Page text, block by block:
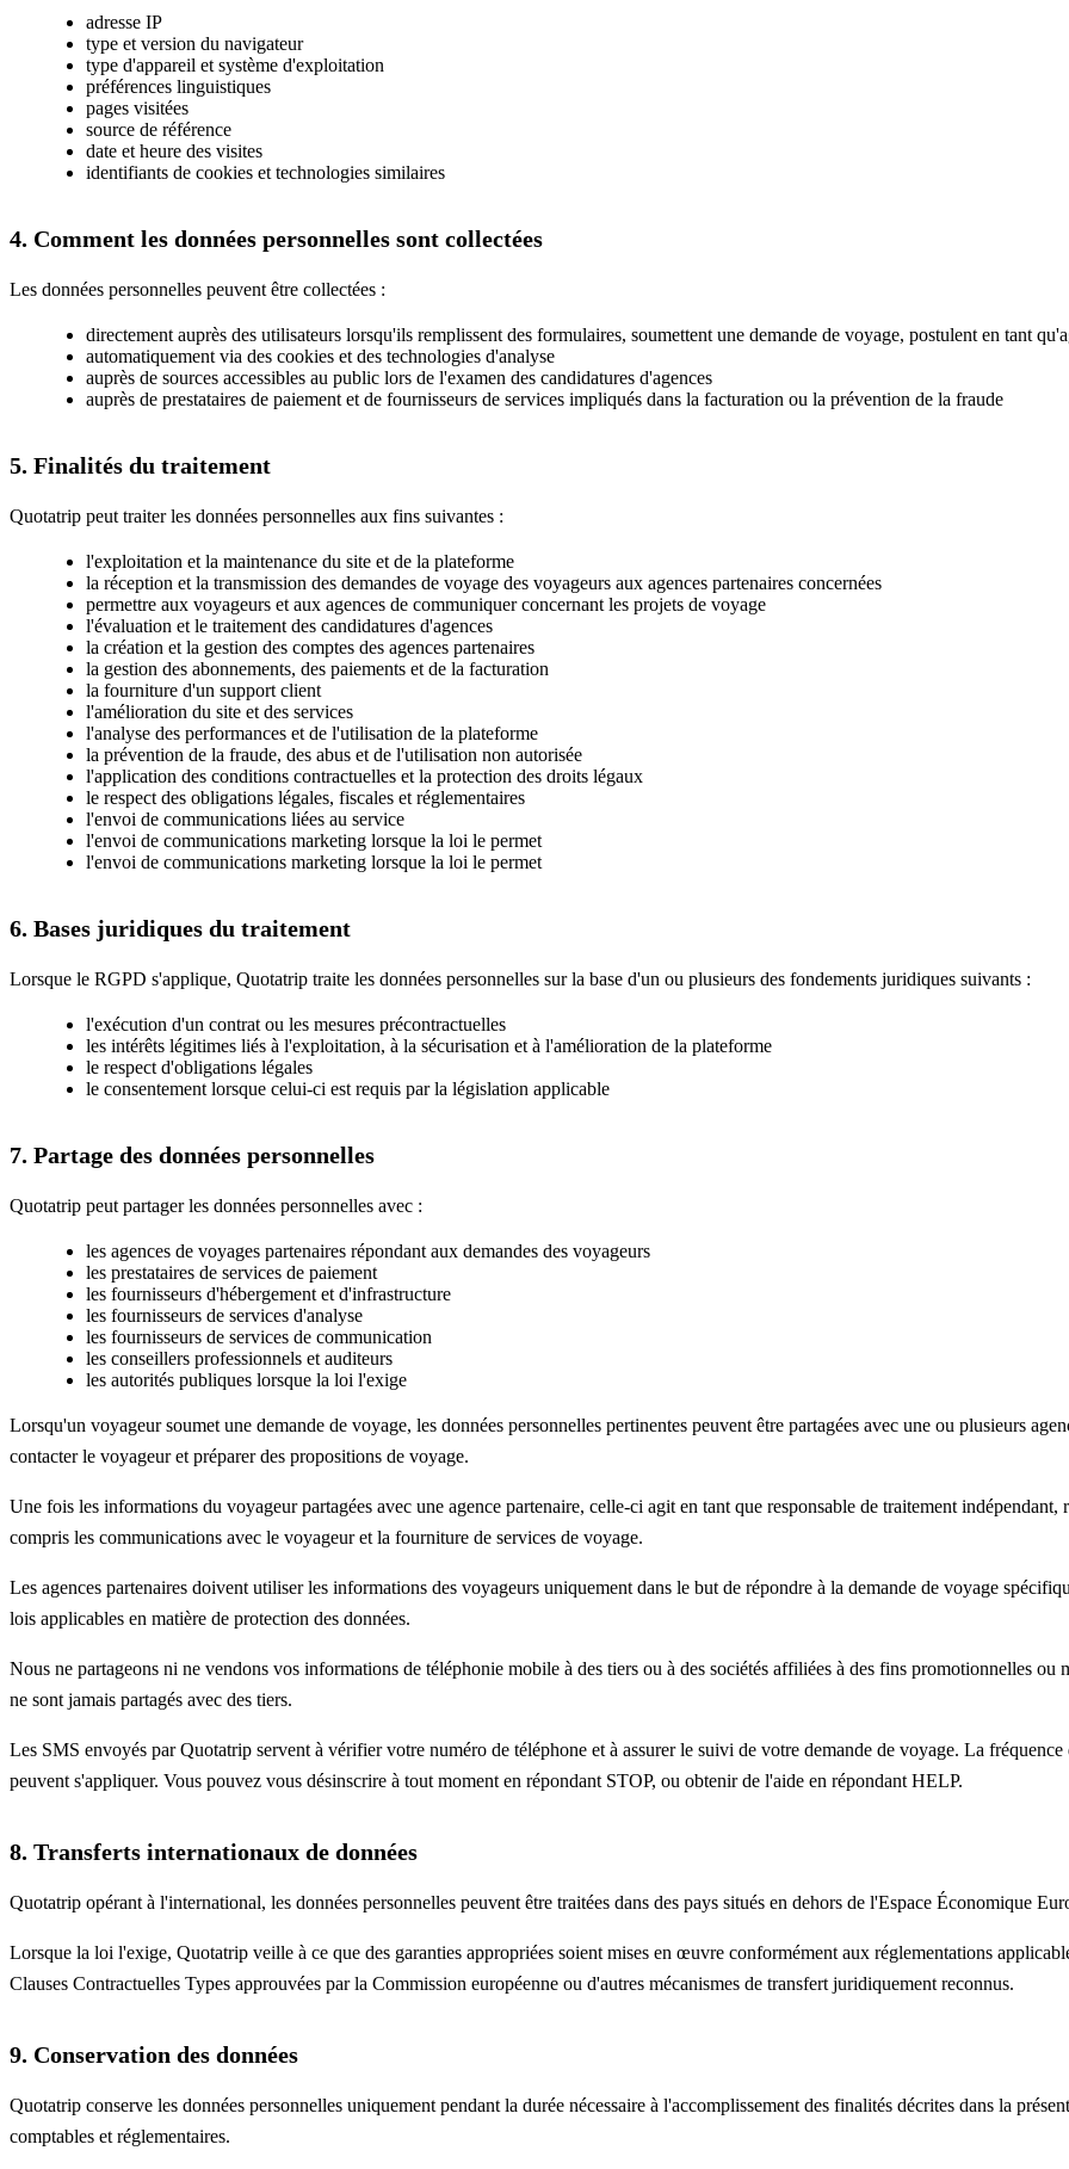
adresse IP
type et version du navigateur
type d'appareil et système d'exploitation
préférences linguistiques
pages visitées
source de référence
date et heure des visites
identifiants de cookies et technologies similaires
4. Comment les données personnelles sont collectées
Les données personnelles peuvent être collectées :
directement auprès des utilisateurs lorsqu'ils remplissent des formulaires, soumettent une demande de voyage, postulent en tant
automatiquement via des cookies et des technologies d'analyse
auprès de sources accessibles au public lors de l'examen des candidatures d'agences
auprès de prestataires de paiement et de fournisseurs de services impliqués dans la facturation ou la prévention de la fraude
5. Finalités du traitement
Quotatrip peut traiter les données personnelles aux fins suivantes :
l'exploitation et la maintenance du site et de la plateforme
la réception et la transmission des demandes de voyage des voyageurs aux agences partenaires concernées
permettre aux voyageurs et aux agences de communiquer concernant les projets de voyage
l'évaluation et le traitement des candidatures d'agences
la création et la gestion des comptes des agences partenaires
la gestion des abonnements, des paiements et de la facturation
la fourniture d'un support client
l'amélioration du site et des services
l'analyse des performances et de l'utilisation de la plateforme
la prévention de la fraude, des abus et de l'utilisation non autorisée
l'application des conditions contractuelles et la protection des droits légaux
le respect des obligations légales, fiscales et réglementaires
l'envoi de communications liées au service
l'envoi de communications marketing lorsque la loi le permet
l'envoi de communications marketing lorsque la loi le permet
6. Bases juridiques du traitement
Lorsque le RGPD s'applique, Quotatrip traite les données personnelles sur la base d'un ou plusieurs des fondements juridiques suivants :
l'exécution d'un contrat ou les mesures précontractuelles
les intérêts légitimes liés à l'exploitation, à la sécurisation et à l'amélioration de la plateforme
le respect d'obligations légales
le consentement lorsque celui-ci est requis par la législation applicable
7. Partage des données personnelles
Quotatrip peut partager les données personnelles avec :
les agences de voyages partenaires répondant aux demandes des voyageurs
les prestataires de services de paiement
les fournisseurs d'hébergement et d'infrastructure
les fournisseurs de services d'analyse
les fournisseurs de services de communication
les conseillers professionnels et auditeurs
les autorités publiques lorsque la loi l'exige
Lorsqu'un voyageur soumet une demande de voyage, les données personnelles pertinentes peuvent être partagées avec une ou plusieurs
contacter le voyageur et préparer des propositions de voyage.
Une fois les informations du voyageur partagées avec une agence partenaire, celle-ci agit en tant que responsable de traitement
compris les communications avec le voyageur et la fourniture de services de voyage.
Les agences partenaires doivent utiliser les informations des voyageurs uniquement dans le but de répondre à la demande de voyage
lois applicables en matière de protection des données.
Nous ne partageons ni ne vendons vos informations de téléphonie mobile à des tiers ou à des sociétés affiliées à des fins promotionnelles
ne sont jamais partagés avec des tiers.
Les SMS envoyés par Quotatrip servent à vérifier votre numéro de téléphone et à assurer le suivi de votre demande de voyage. La fréquence
peuvent s'appliquer. Vous pouvez vous désinscrire à tout moment en répondant STOP, ou obtenir de l'aide en répondant HELP.
8. Transferts internationaux de données
Quotatrip opérant à l'international, les données personnelles peuvent être traitées dans des pays situés en dehors de l'Espace Économique
Lorsque la loi l'exige, Quotatrip veille à ce que des garanties appropriées soient mises en œuvre conformément aux réglementations
Clauses Contractuelles Types approuvées par la Commission européenne ou d'autres mécanismes de transfert juridiquement reconnus.
9. Conservation des données
Quotatrip conserve les données personnelles uniquement pendant la durée nécessaire à l'accomplissement des finalités décrites dans la
comptables et réglementaires.